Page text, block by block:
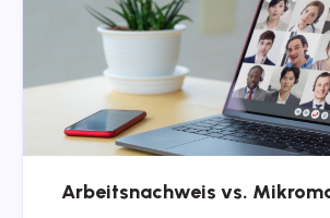
Arbeitsnachweis vs.